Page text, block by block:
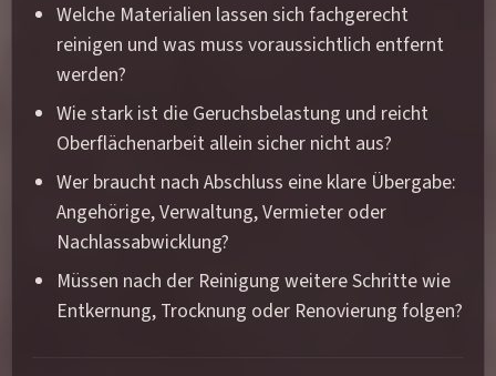
Welche Materialien lassen sich fachgerecht
reinigen und was muss voraussichtlich entfernt
werden?
Wie stark ist die Geruchsbelastung und reicht
Oberflächenarbeit allein sicher nicht aus?
Wer braucht nach Abschluss eine klare Übergabe:
Angehörige, Verwaltung, Vermieter oder
Nachlassabwicklung?
Müssen nach der Reinigung weitere Schritte wie
Entkernung, Trocknung oder Renovierung folgen?